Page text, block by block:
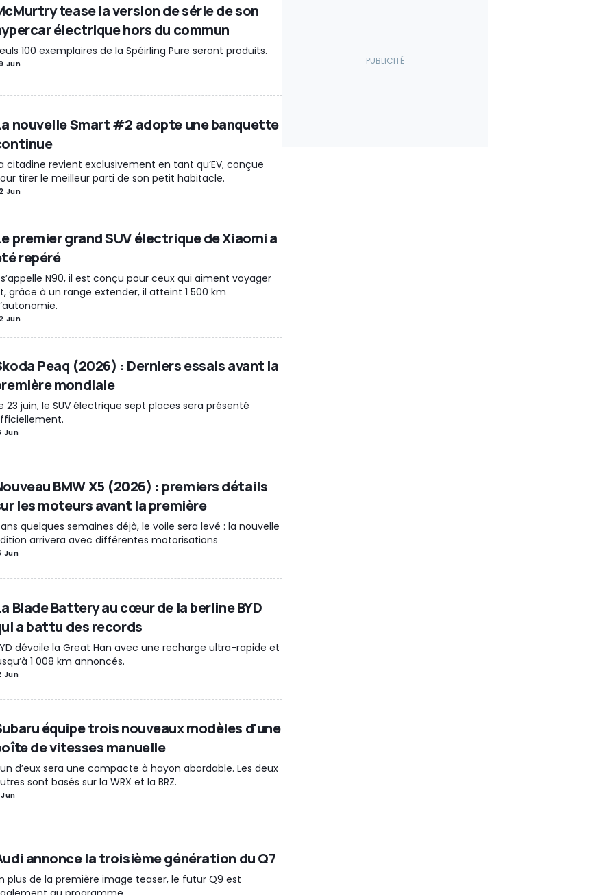
tease la version de série de son
électrique hors du commun
100 exemplaires de la Spéirling Pure seront produits.
Jun
nouvelle Smart #2 adopte une banquette
citadine revient exclusivement en tant qu’EV, conçue
tirer le meilleur parti de son petit habitacle.
Jun
premier grand SUV électrique de Xiaomi a
repéré
N90, il est conçu pour ceux qui aiment voyager
grâce à un range extender, il atteint 1 500 km
Jun
Peaq (2026) : Derniers essais avant la
mondiale
23 juin, le SUV électrique sept places sera présenté
Jun
BMW X5 (2026) : premiers détails
les moteurs avant la première
quelques semaines déjà, le voile sera levé : la nouvelle
arrivera avec différentes motorisations
Jun
Blade Battery au cœur de la berline BYD
a battu des records
dévoile la Great Han avec une recharge ultra-rapide et
1 008 km annoncés.
Jun
équipe trois nouveaux modèles d'une
de vitesses manuelle
d’eux sera une compacte à hayon abordable. Les deux
sont basés sur la WRX et la BRZ.
annonce la troisième génération du Q7
plus de la première image teaser, le futur Q9 est